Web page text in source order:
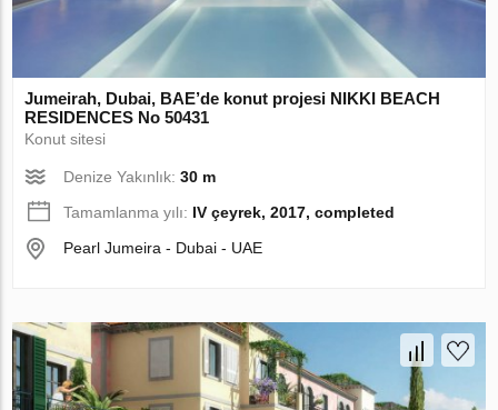
Jumeirah, Dubai, BAE’de konut projesi NIKKI BEACH
RESIDENCES No 50431
Konut sitesi
Denize Yakınlık:30 m
Tamamlanma yılı: IV çeyrek, 2017, completed
Pearl Jumeira - Dubai - UAE